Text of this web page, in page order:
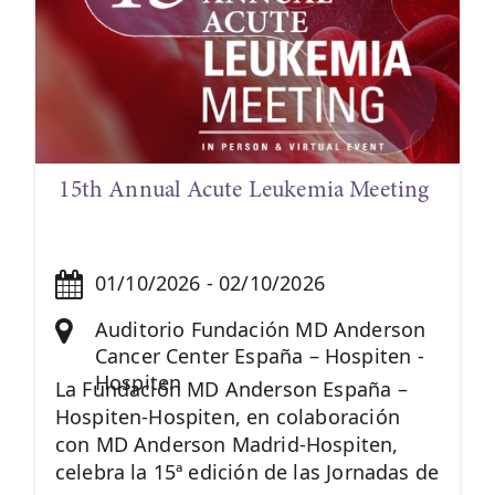
15th Annual Acute Leukemia Meeting
01/10/2026 - 02/10/2026
Auditorio Fundación MD Anderson
Cancer Center España – Hospiten -
Hospiten
La Fundación MD Anderson España –
Hospiten-Hospiten, en colaboración
con MD Anderson Madrid-Hospiten,
celebra la 15ª edición de las Jornadas de